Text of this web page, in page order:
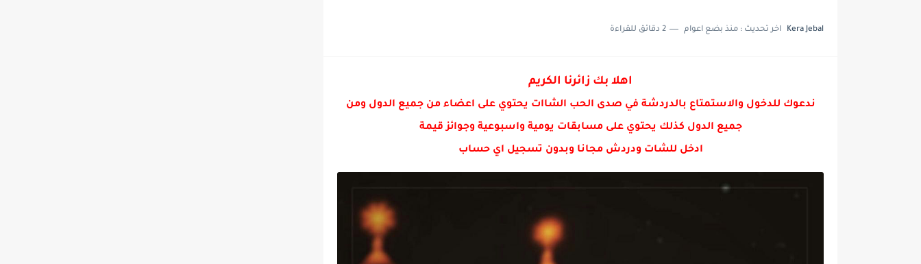
Kera Jebal اخر تحديث : منذ بضع اعوام 2 دقائق للقراءة
اهلا بك زائرنا الكريم
ندعوك للدخول والاستمتاع بالدردشة في صدى الحب الشاات يحتوي على اعضاء من جميع الدول ومن
جميع الدول كذلك يحتوي على مسابقات يومية واسبوعية وجوائز قيمة
ادخل للشات ودردش مجانا وبدون تسجيل اي حساب